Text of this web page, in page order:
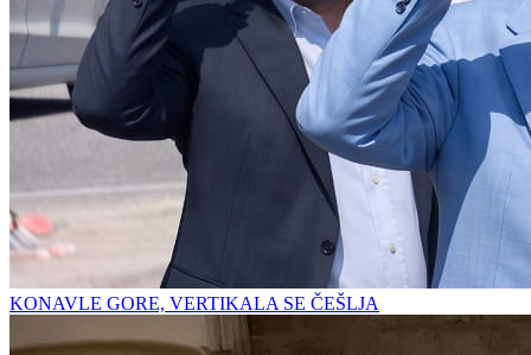
KONAVLE GORE, VERTIKALA SE ČEŠLJA